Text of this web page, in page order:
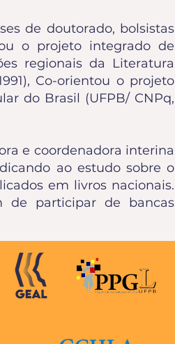
de doutorado, bolsistas
o projeto integrado de
regionais da Literatura
Co-orientou o projeto
do Brasil (UFPB/ CNPq,
e coordenadora interina
ao estudo sobre o
em livros nacionais.
de participar de bancas